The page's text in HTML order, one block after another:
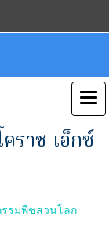
ราช เอ็กซ์
รรมพืชสวนโลก